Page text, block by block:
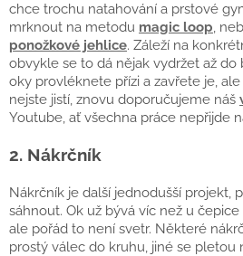
chce trochu natahování a prstové
mrknout na metodu magic loop ,
ponožkové jehlice. Záleží na
obvykle se to dá nějak vydržet až do
oky provléknete přízi a zavřete je,
nejste jistí, znovu doporučujeme náš
Youtube, ať všechna práce nepřijde
2. Nákrčník
Nákrčník je další jednodušší projekt,
sáhnout. Ok už bývá víc než u
ale pořád to není svetr. Některé
prostý válec do kruhu, jiné se pletou